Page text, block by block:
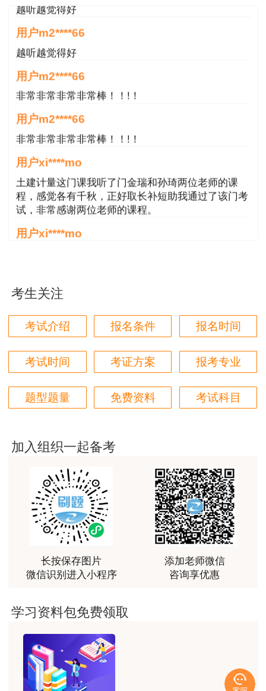
越听越觉得好
用户m2****66
越听越觉得好
用户m2****66
非常非常非常非常棒！！!！
用户m2****66
非常非常非常非常棒！！!！
用户xi****mo
土建计量这门课我听了门金瑞和孙琦两位老师的课
程，感觉各有千秋，正好取长补短助我通过了该门考
试，非常感谢两位老师的课程。
用户xi****mo
用户xi****mo
报全科性价比很高，适合学习时间充足的学员，达江
老师讲课风趣幽默，李娜老师心灵鸡汤一篇接着一
篇，感谢老师的细心讲解让我能通过这两门考试。
考生关注
考试介绍 报名条件 报名时间
考试时间 考证方案 报考专业
题型题量 免费资料 考试科目
加入组织一起备考
长按保存图片
微信识别进入小程序
添加老师微信
咨询享优惠
学习资料包免费领取